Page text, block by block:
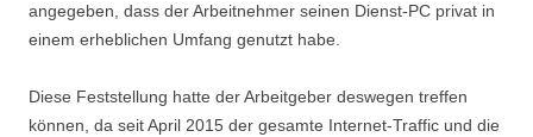
angegeben, dass der Arbeitnehmer seinen Dienst-PC privat in
einem erheblichen Umfang genutzt habe.
Diese Feststellung hatte der Arbeitgeber deswegen treffen
können, da seit April 2015 der gesamte Internet-Traffic und die